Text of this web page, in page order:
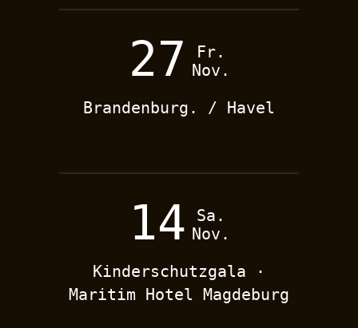
27
Fr.
Nov.
Brandenburg. / Havel
14
Sa.
Nov.
Kinderschutzgala ·
Maritim Hotel Magdeburg